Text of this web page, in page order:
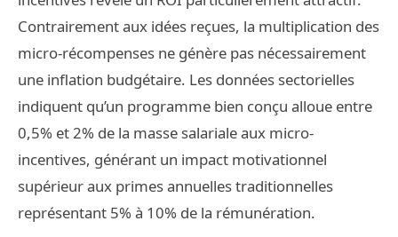
Contrairement aux idées reçues, la multiplication des
micro-récompenses ne génère pas nécessairement
une inflation budgétaire. Les données sectorielles
indiquent qu’un programme bien conçu alloue entre
0,5% et 2% de la masse salariale aux micro-
incentives, générant un impact motivationnel
supérieur aux primes annuelles traditionnelles
représentant 5% à 10% de la rémunération.